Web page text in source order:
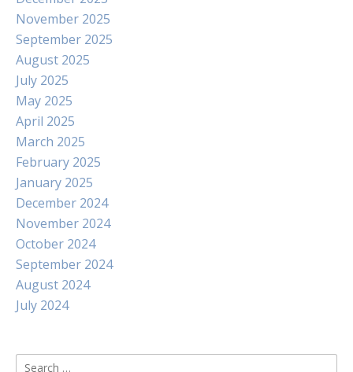
November 2025
September 2025
August 2025
July 2025
May 2025
April 2025
March 2025
February 2025
January 2025
December 2024
November 2024
October 2024
September 2024
August 2024
July 2024
Search